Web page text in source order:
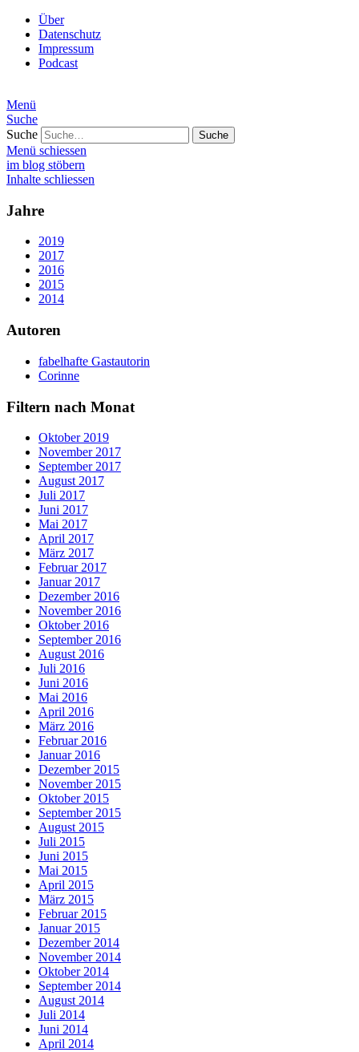
Über
Datenschutz
Impressum
Podcast
Menü
Suche
Suche
Menü schiessen
im blog stöbern
Inhalte schliessen
Jahre
2019
2017
2016
2015
2014
Autoren
fabelhafte Gastautorin
Corinne
Filtern nach Monat
Oktober 2019
November 2017
September 2017
August 2017
Juli 2017
Juni 2017
Mai 2017
April 2017
März 2017
Februar 2017
Januar 2017
Dezember 2016
November 2016
Oktober 2016
September 2016
August 2016
Juli 2016
Juni 2016
Mai 2016
April 2016
März 2016
Februar 2016
Januar 2016
Dezember 2015
November 2015
Oktober 2015
September 2015
August 2015
Juli 2015
Juni 2015
Mai 2015
April 2015
März 2015
Februar 2015
Januar 2015
Dezember 2014
November 2014
Oktober 2014
September 2014
August 2014
Juli 2014
Juni 2014
April 2014